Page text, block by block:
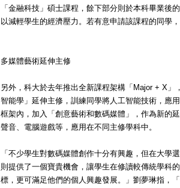
「金融科技」碩士課程，餘下部分則於本科畢業後
以減輕學生的經濟壓力。若有意申請該課程的同學
多媒體藝術延伸主修
另外，科大於去年推出全新課程架構「Major + X
智能學」延伸主修，訓練同學將人工智能技術，應
框架內，加入「創意藝術和數碼媒體」，作為新的
聲音、電腦遊戲等，應用在不同主修學科中。
「不少學生對數碼媒體創作十分有興趣，但在大學
則提供了一個寶貴機會，讓學生在修讀較傳統學科
標，更可滿足他們的個人興趣發展。」劉夢琳指，